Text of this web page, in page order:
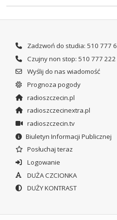
Zadzwoń do studia: 510 777
Czujny non stop: 510 777 222
Wyślij do nas wiadomość
Prognoza pogody
radioszczecin.pl
radioszczecinextra.pl
radioszczecin.tv
Biuletyn Informacji Publicznej
Posłuchaj teraz
Logowanie
DUŻA CZCIONKA
DUŻY KONTRAST